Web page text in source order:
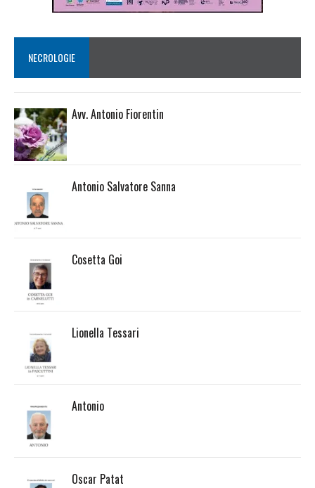
NECROLOGIE
Avv. Antonio Fiorentin
Antonio Salvatore Sanna
Cosetta Goi
Lionella Tessari
Antonio
Oscar Patat